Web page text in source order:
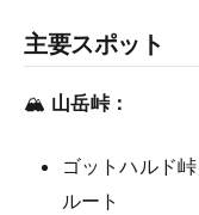
主要スポット
🏔️ 山岳峠：
ゴットハルド
ルート